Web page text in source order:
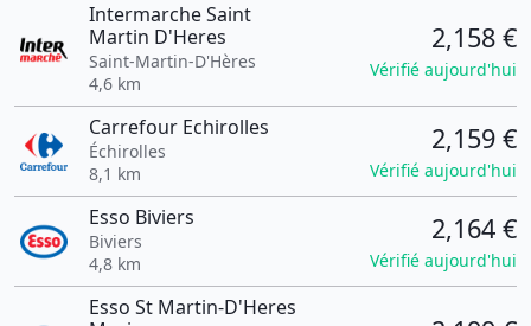
Intermarche Saint
Martin D'Heres
Saint-Martin-D'Hères
4,6 km
2,158 €
Vérifié aujourd'hui
Carrefour Echirolles
Échirolles
8,1 km
2,159 €
Vérifié aujourd'hui
Esso Biviers
Biviers
4,8 km
2,164 €
Vérifié aujourd'hui
Esso St Martin-D'Heres